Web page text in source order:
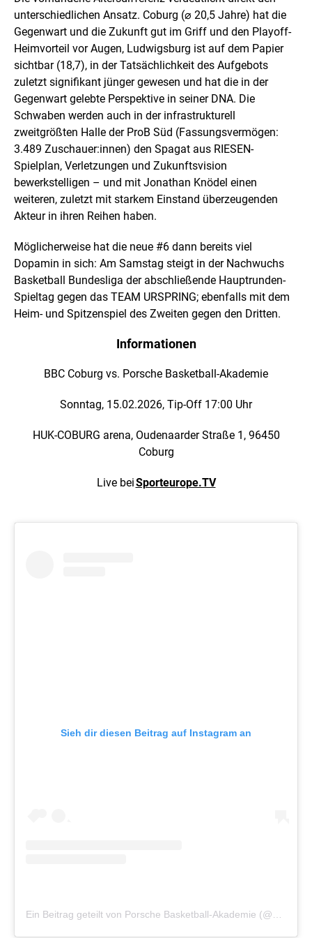
unterschiedlichen Ansatz. Coburg (⌀ 20,5 Jahre) hat die
Gegenwart und die Zukunft gut im Griff und den Playoff-
Heimvorteil vor Augen, Ludwigsburg ist auf dem Papier
sichtbar (18,7), in der Tatsächlichkeit des Aufgebots
zuletzt signifikant jünger gewesen und hat die in der
Gegenwart gelebte Perspektive in seiner DNA. Die
Schwaben werden auch in der infrastrukturell
zweitgrößten Halle der ProB Süd (Fassungsvermögen:
3.489 Zuschauer:innen) den Spagat aus RIESEN-
Spielplan, Verletzungen und Zukunftsvision
bewerkstelligen – und mit Jonathan Knödel einen
weiteren, zuletzt mit starkem Einstand überzeugenden
Akteur in ihren Reihen haben.
Möglicherweise hat die neue #6 dann bereits viel
Dopamin in sich: Am Samstag steigt in der Nachwuchs
Basketball Bundesliga der abschließende Hauptrunden-
Spieltag gegen das TEAM URSPRING; ebenfalls mit dem
Heim- und Spitzenspiel des Zweiten gegen den Dritten.
Informationen
BBC Coburg vs. Porsche Basketball-Akademie
Sonntag, 15.02.2026, Tip-Off 17:00 Uhr
HUK-COBURG arena, Oudenaarder Straße 1, 96450
Coburg
Live beiSporteurope.TV
Sieh dir diesen Beitrag auf Instagram an